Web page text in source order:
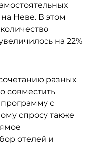
Неве. В этом
на 22%
разных
совместить
с
спросу также
отелей и